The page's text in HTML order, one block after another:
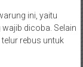
ini, yaitu
dicoba. Selain
rebus untuk